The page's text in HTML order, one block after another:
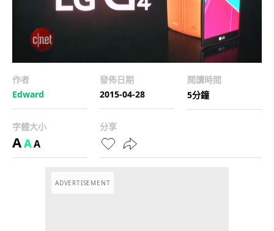
作者
Edward
發佈日期
2015-04-28
閱讀時間
5分鐘
字體大小
AAA
分享
ADVERTISEMENT